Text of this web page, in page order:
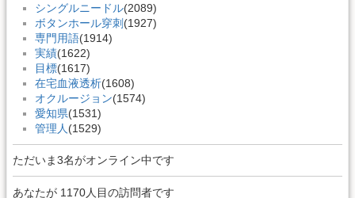
シングルニードル(2089)
ボタンホール穿刺 (1927)
専門用語(1914)
実績(1622)
目標(1617)
在宅血液透析(1608)
オクルージョン(1574)
愛知県(1531)
管理人 (1529)
ただいま3名がオンライン中です
あなたが 1170人目の訪問者です